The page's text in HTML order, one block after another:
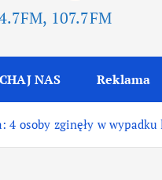
107.7FM
NAS Reklama
4 osoby zginęły w